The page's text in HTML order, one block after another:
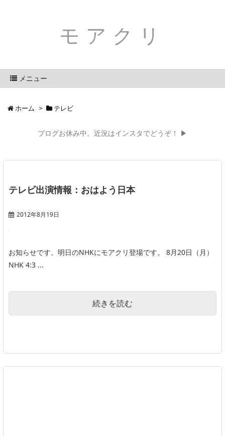
モアクリ
メニュー
ホーム > テレビ
ブログお休み中。近況はインスタでどうぞ！ ▶
テレビ出演情報：おはよう日本
2012年8月19日
お知らせです。明日のNHKにモアクリ登場です。 8月20日（月）
NHK 4:3 ...
続きを読む